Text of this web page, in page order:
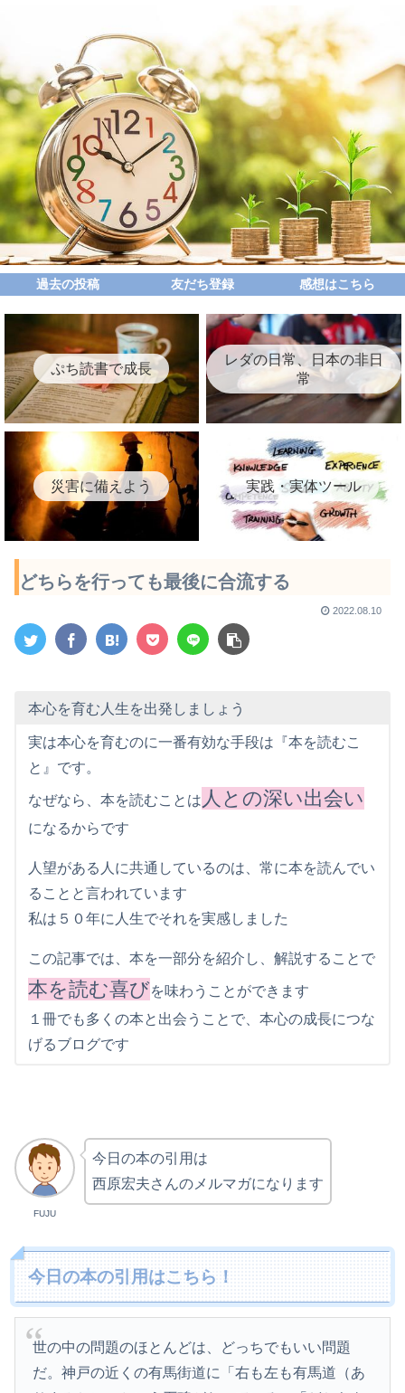
過去の投稿 友だち登録 感想はこちら
ぷち読書で成長
レダの日常、日本の非日
常
災害に備えよう 実践・実体ツール
どちらを行っても最後に合流する
2022.08.10
本心を育む人生を出発しましょう
実は本心を育むのに一番有効な手段は『本を読むこ
と』です。
なぜなら、本を読むことは 人との深い出会い
になるからです
人望がある人に共通しているのは、常に本を読んでい
ることと言われています
私は５０年に人生でそれを実感しました
この記事では、本を一部分を紹介し、解説することで
本を読む喜びを味わうことができます
１冊でも多くの本と出会うことで、本心の成長につな
げるブログです
FUJU
今日の本の引用は
西原宏夫さんのメルマガになります
今日の本の引用はこちら！
世の中の問題のほとんどは、どっちでもいい問題
だ。神戸の近くの有馬街道に「右も左も有馬道（あ